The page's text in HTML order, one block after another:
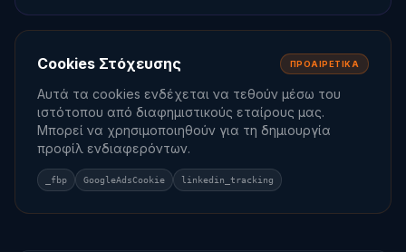
Cookies Στόχευσης ΠΡΟΑΙΡΕΤΙΚΆ
Αυτά τα cookies ενδέχεται να τεθούν μέσω του
ιστότοπου από διαφημιστικούς εταίρους μας.
Μπορεί να χρησιμοποιηθούν για τη δημιουργία
προφίλ ενδιαφερόντων.
_fbp GoogleAdsCookie linkedin_tracking